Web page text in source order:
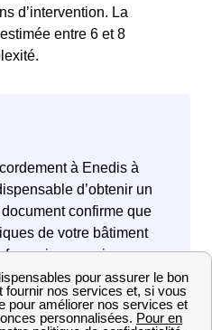
d’intervention. La
entre 6 et 8
à Enedis à
d’obtenir un
confirme que
de votre bâtiment
en vigueur.
Breuil et les habitants
donc suivre cette
la mise en service